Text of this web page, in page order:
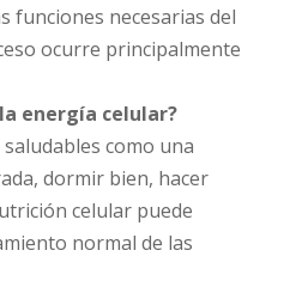
funciones necesarias del
ocurre principalmente
energía celular?
como una
dormir bien, hacer
celular puede
normal de las